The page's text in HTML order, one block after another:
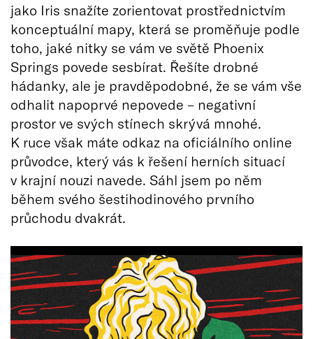
jako Iris snažíte zorientovat prostřednictvím
konceptuální mapy, která se proměňuje podle
toho, jaké nitky se vám ve světě Phoenix
Springs povede sesbírat. Řešíte drobné
hádanky, ale je pravděpodobné, že se vám vše
odhalit napoprvé nepovede – negativní
prostor ve svých stínech skrývá mnohé.
K ruce však máte odkaz na oficiálního online
průvodce, který vás k řešení herních situací
v krajní nouzi navede. Sáhl jsem po něm
během svého šestihodinového prvního
průchodu dvakrát.